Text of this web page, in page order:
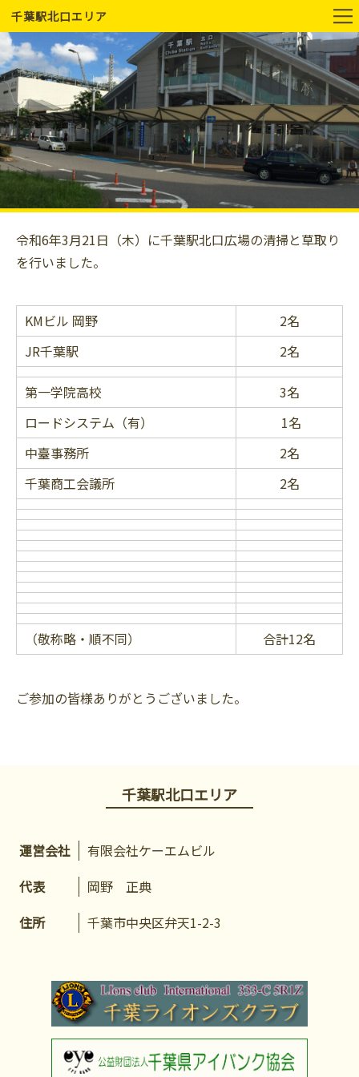
千葉駅北口エリア
令和6年3月21日（木）に千葉駅北口広場の清掃と草取り
を行いました。
KMビル 岡野
2名
JR千葉駅
2名
第一学院高校
3名
ロードシステム（有）
1名
中臺事務所
2名
千葉商工会議所
2名
（敬称略・順不同） 合計12名
ご参加の皆様ありがとうございました。
千葉駅北口エリア
運営会社
有限会社ケーエムビル
代表
岡野 正典
住所
千葉市中央区弁天1-2-3